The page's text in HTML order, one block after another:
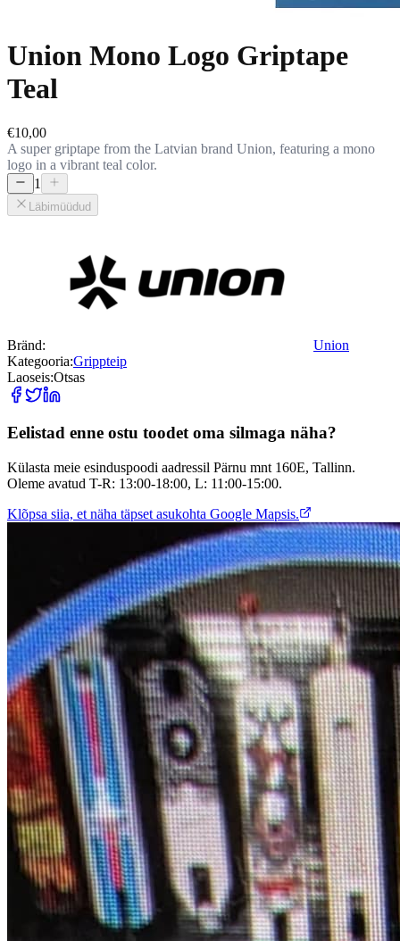
Union Mono Logo Griptape
Teal
€10,00
A super griptape from the Latvian brand Union, featuring a mono
logo in a vibrant teal color.
1
Läbimüüdud
Bränd:
Union
Kategooria:Grippteip
Laoseis:Otsas
Eelistad enne ostu toodet oma silmaga näha?
Külasta meie esinduspoodi aadressil Pärnu mnt 160E, Tallinn.
Oleme avatud T-R: 13:00-18:00, L: 11:00-15:00.
Klõpsa siia, et näha täpset asukohta Google Mapsis.